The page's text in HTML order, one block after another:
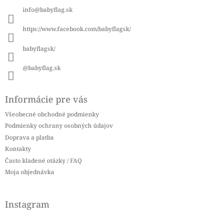
info@babyflag.sk
https://www.facebook.com/babyflagsk/
babyflagsk/
@babyflag.sk
Informácie pre vás
Všeobecné obchodné podmienky
Podmienky ochrany osobných údajov
Doprava a platba
Kontakty
Často kladené otázky / FAQ
Moja objednávka
Instagram